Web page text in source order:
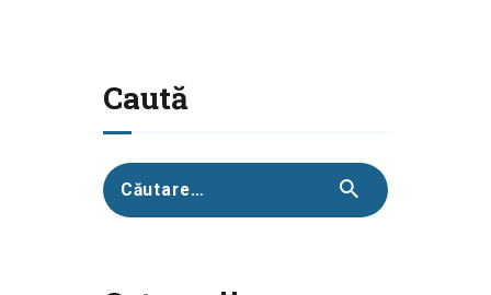
Caută
Caută
după: